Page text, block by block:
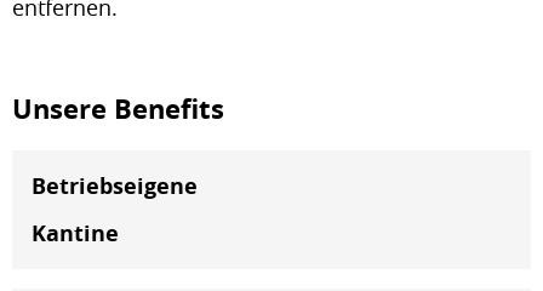
entfernen.
Unsere Benefits
Betriebseigene
Kantine